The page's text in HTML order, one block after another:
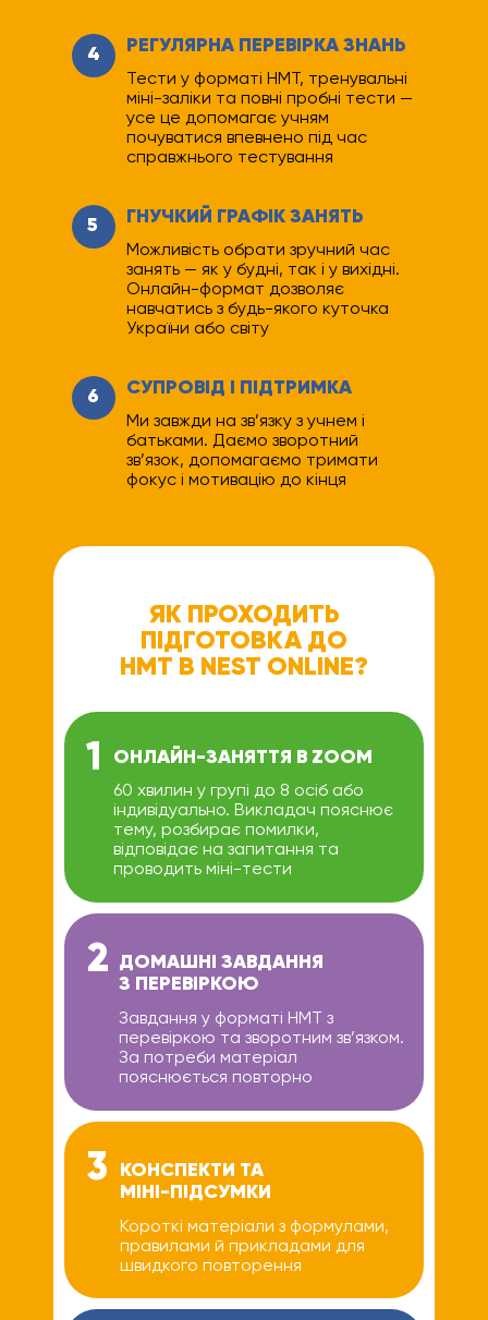
СУПРОВІД І ПІДТРИМКА
Ми завжди на зв’язку з учнем і
батьками. Даємо зворотний
зв’язок, допомагаємо тримати
фокус і мотивацію до кінця
6
ГНУЧКИЙ ГРАФІК ЗАНЯТЬ
Можливість обрати зручний час
занять — як у будні, так і у вихідні.
Онлайн-формат дозволяє
навчатись з будь-якого куточка
України або світу
5
РЕГУЛЯРНА ПЕРЕВІРКА ЗНАНЬ
Тести у форматі НМТ, тренувальні
міні-заліки та повні пробні тести —
усе це допомагає учням
почуватися впевнено під час
справжнього тестування
4
ДОМАШНІ ЗАВДАННЯ
З ПЕРЕВІРКОЮ
Завдання у форматі НМТ з
перевіркою та зворотним зв’язком.
За потреби матеріал
пояснюється повторно
2
КОНСПЕКТИ ТА
МІНІ-ПІДСУМКИ
Короткі матеріали з формулами,
правилами й прикладами для
швидкого повторення
3
ОНЛАЙН-ЗАНЯТТЯ В ZOOM
60 хвилин у групі до 8 осіб або
індивідуально. Викладач пояснює
тему, розбирає помилки,
відповідає на запитання та
проводить міні-тести
1
ЯК ПРОХОДИТЬ
ПІДГОТОВКА ДО
НМТ В NEST ONLINE?